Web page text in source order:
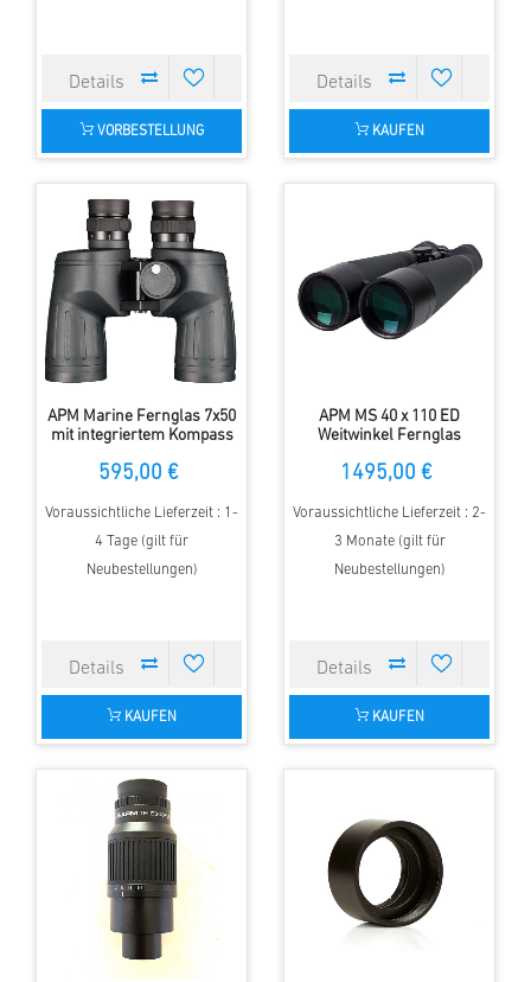
VORBESTELLUNG KAUFEN
APM Marine Fernglas 7x50
mit integriertem Kompass
595,00 €
Voraussichtliche Lieferzeit : 1-
4 Tage (gilt für
Neubestellungen)
KAUFEN
APM MS 40 x 110 ED
Weitwinkel Fernglas
1495,00 €
Voraussichtliche Lieferzeit : 2-
3 Monate (gilt für
Neubestellungen)
KAUFEN